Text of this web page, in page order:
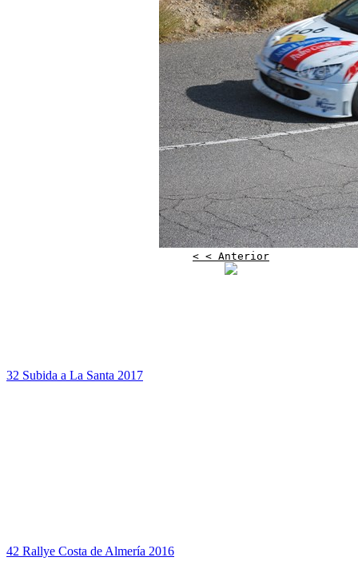
< < Anterior
32 Subida a La Santa 2017
42 Rallye Costa de Almería 2016